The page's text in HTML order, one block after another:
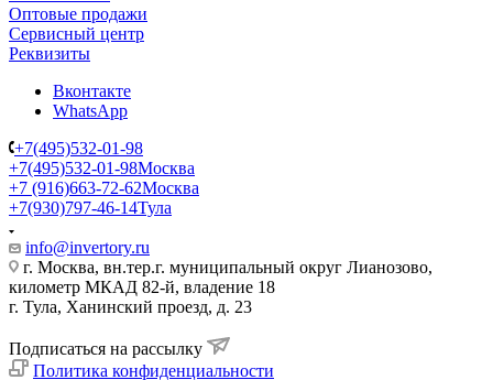
Оптовые продажи
Сервисный центр
Реквизиты
Вконтакте
WhatsApp
+7(495)532-01-98
+7(495)532-01-98Москва
+7 (916)663-72-62Москва
+7(930)797-46-14Тула
info@invertory.ru
г. Москва, вн.тер.г. муниципальный округ Лианозово,
километр МКАД 82-й, владение 18
г. Тула, Ханинский проезд, д. 23
Подписаться на рассылку
Политика конфиденциальности